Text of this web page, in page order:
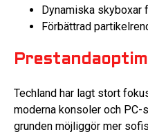
Dynamiska skyboxar
Förbättrad
Techland har lagt stort
moderna konsoler och PC-
grunden möjliggör mer